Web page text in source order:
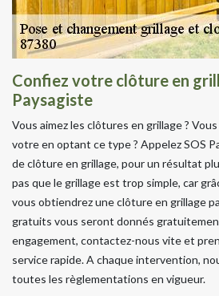
Confiez votre clôture en
Paysagiste
Vous aimez les clôtures en grillage ?
votre en optant ce type ? Appelez SOS
de clôture en grillage, pour un résultat
pas que le grillage est trop simple, car
vous obtiendrez une clôture en grillage
gratuits vous seront donnés
engagement, contactez-nous vite et
service rapide. A chaque intervention,
toutes les règlementations en vigueur.